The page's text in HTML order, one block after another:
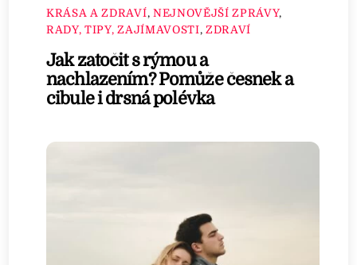
KRÁSA A ZDRAVÍ, NEJNOVĚJŠÍ ZPRÁVY,
RADY, TIPY, ZAJÍMAVOSTI, ZDRAVÍ
Jak zatočit s rýmou a
nachlazením? Pomůže česnek a
cibule i drsná polévka